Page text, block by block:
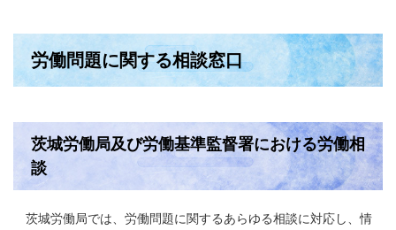
労働問題に関する相談窓口
茨城労働局及び労働基準監督署における労働相
談
茨城労働局では、労働問題に関するあらゆる相談に対応し、情